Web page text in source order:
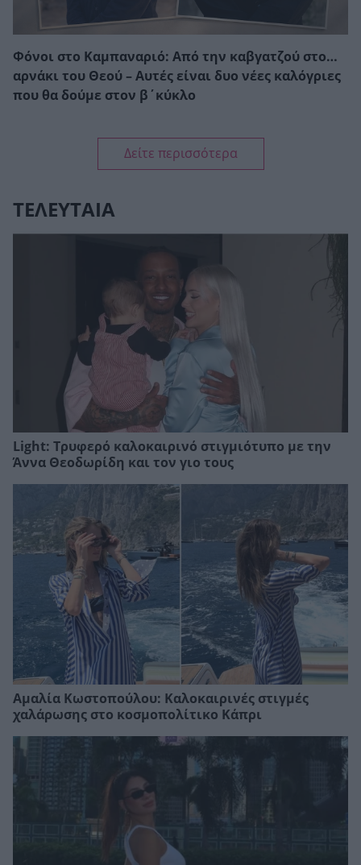
Φόνοι στο Καμπαναριό: Από την καβγατζού στο…
αρνάκι του Θεού – Αυτές είναι δυο νέες καλόγριες
που θα δούμε στον β΄κύκλο
Δείτε περισσότερα
ΤΕΛΕΥΤΑΙΑ
Light: Τρυφερό καλοκαιρινό στιγμιότυπο με την
Άννα Θεοδωρίδη και τον γιο τους
Αμαλία Κωστοπούλου: Καλοκαιρινές στιγμές
χαλάρωσης στο κοσμοπολίτικο Κάπρι